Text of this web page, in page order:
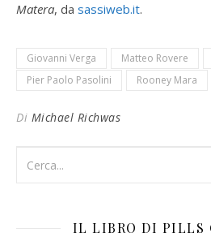
Matera, da sassiweb.it.
Giovanni Verga Matteo Rovere
Pier Paolo Pasolini
Rooney Mara
Di Michael Richwas
IL LIBRO DI PILLS